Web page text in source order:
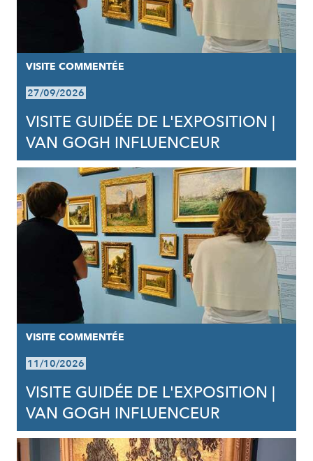
VISITE COMMENTÉE
27/09/2026
VISITE GUIDÉE DE L'EXPOSITION |
VAN GOGH INFLUENCEUR
VISITE COMMENTÉE
11/10/2026
VISITE GUIDÉE DE L'EXPOSITION |
VAN GOGH INFLUENCEUR